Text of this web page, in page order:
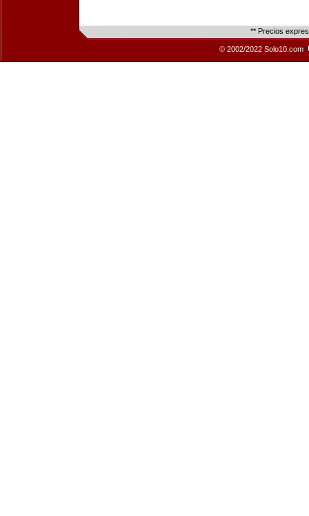
** Precios
© 2002/2022 Solo10.com